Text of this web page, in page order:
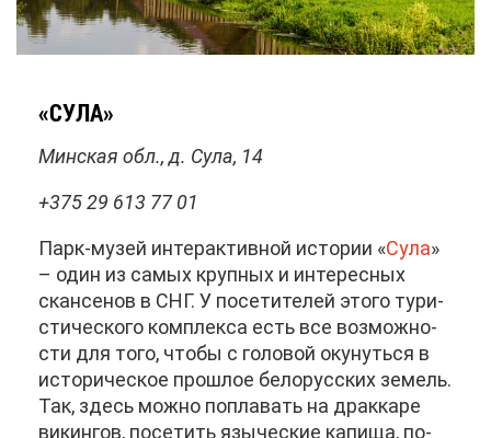
«СУ­ЛА»
Мин­ская обл., д. Су­ла, 14
+375 29 613 77 01
Парк-му­зей ин­тер­ак­тив­ной ис­то­рии «Су­ла»
– один из са­мых круп­ных и ин­те­рес­ных
скан­се­нов в СНГ. У по­се­ти­те­лей это­го ту­ри­
сти­че­ско­го ком­плек­са есть все воз­мож­но­
сти для то­го, что­бы с го­ло­вой оку­нуть­ся в
ис­то­ри­че­ское про­шлое бе­ло­рус­ских зе­мель.
Так, здесь мож­но по­пла­вать на др­ак­ка­ре
ви­кин­гов, по­се­тить язы­че­ские ка­пи­ща, по­